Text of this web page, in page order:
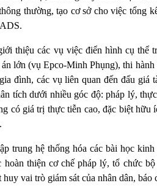
thường, tạo cơ sở cho việc tổng
thiệu các vụ việc điển hình cụ thể
lớn (vụ Epco-Minh Phụng), thi
đình, các vụ liên quan đến đấu
tích dưới nhiều góc độ: pháp lý,
có giá trị thực tiễn cao, đặc biệt hữu
trung hệ thống hóa các bài học
hoàn thiện cơ chế pháp lý, tổ chức
huy vai trò giám sát của nhân dân,